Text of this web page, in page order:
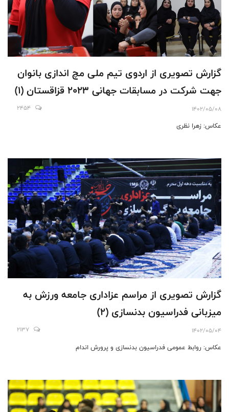
گزارش تصویری از اردوى تيم ملى مچ اندازى بانوان
جهت شركت در مسابقات جهانى ٢٠٢٣ قزاقستان (۱)
1402/05/08
2454
عکاس: زهرا نظری
گزارش تصویری از مراسم عزاداری جامعه ورزش به
میزبانی فدراسیون بدنسازی (2)
1402/05/04
2137
عکاس: روابط عمومی فدراسیون بدنسازی و پرورش اندام